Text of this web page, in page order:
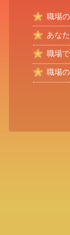
職場
あな
職場
職場